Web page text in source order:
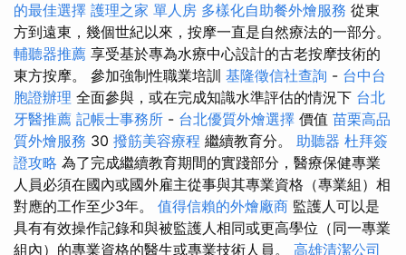
的最佳選擇 護理之家 單人房 多樣化自助餐外燴服務 從東
方到遠東，幾個世紀以來，按摩一直是自然療法的一部分。
輔聽器推薦 享受基於專為水療中心設計的古老按摩技術的
東方按摩。 參加強制性職業培訓 基隆徵信社查詢 - 台中台
胞證辦理 全面參與，或在完成知識水準評估的情況下 台北
牙醫推薦 記帳士事務所 - 台北優質外燴選擇 價值 苗栗高品
質外燴服務 30 撥筋美容療程 繼續教育分。 助聽器 杜拜簽
證攻略 為了完成繼續教育期間的實踐部分，醫療保健專業
人員必須在國內或國外雇主從事與其專業資格（專業組）相
對應的工作至少3年。 值得信賴的外燴廠商 監護人可以是
具有有效操作記錄和與被監護人相同或更高學位（同一專業
組內）的專業資格的醫生或專業技術人員。 高雄清潔公司